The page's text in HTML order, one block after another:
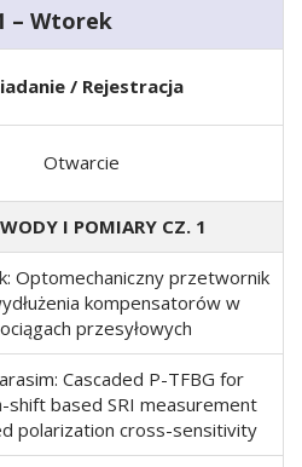
– Wtorek
/ Rejestracja
Otwarcie
I POMIARY CZ. 1
Optomechaniczny przetwornik
kompensatorów w
przesyłowych
Cascaded P-TFBG for
shift based SRI measurement
polarization cross-sensitivity